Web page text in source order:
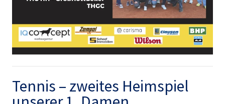
Tennis – zweites Heimspiel